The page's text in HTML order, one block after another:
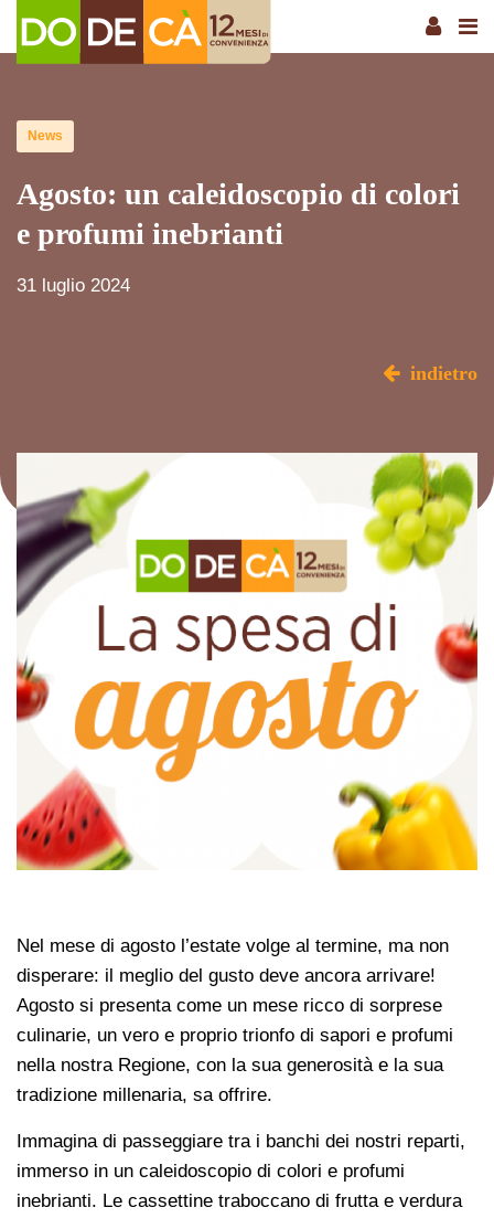
News
Agosto: un caleidoscopio di colori
e profumi inebrianti
31 luglio 2024
indietro
Nel mese di agosto l’estate volge al termine, ma non
disperare: il meglio del gusto deve ancora arrivare!
Agosto si presenta come un mese ricco di sorprese
culinarie, un vero e proprio trionfo di sapori e profumi
nella nostra Regione, con la sua generosità e la sua
tradizione millenaria, sa offrire.
Immagina di passeggiare tra i banchi dei nostri reparti,
immerso in un caleidoscopio di colori e profumi
inebrianti. Le cassettine traboccano di frutta e verdura